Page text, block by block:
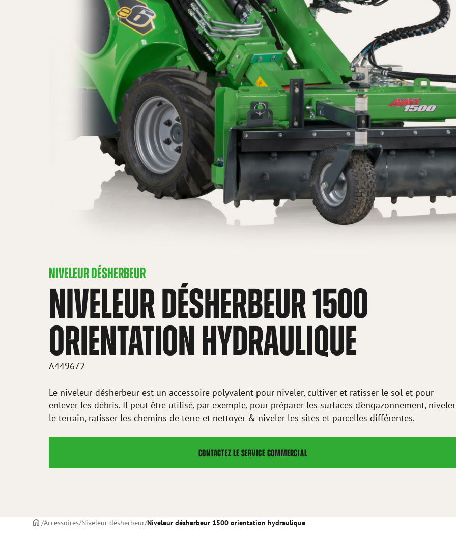
NIVELEUR DÉSHERBEUR
NIVELEUR DÉSHERBEUR 1500
ORIENTATION HYDRAULIQUE
A449672
Le niveleur-désherbeur est un accessoire polyvalent pour niveler, cultiver et ratisser le sol et pour
enlever les débris. Il peut être utilisé, par exemple, pour préparer les surfaces d’engazonnement, niveler
le terrain, ratisser les chemins de terre et nettoyer & niveler les sites et parcelles différentes.
CONTACTEZ LE SERVICE COMMERCIAL
PAGE DE COUVERTURE
Accessoires Niveleur désherbeur Niveleur désherbeur 1500 orientation hydraulique